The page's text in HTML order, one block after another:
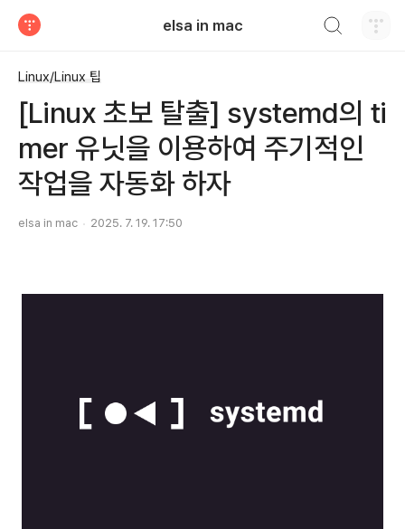
elsa in mac
Linux/Linux 팁
[Linux 초보 탈출] systemd의 ti
mer 유닛을 이용하여 주기적인
작업을 자동화 하자
elsa in mac 2025. 7. 19. 17:50